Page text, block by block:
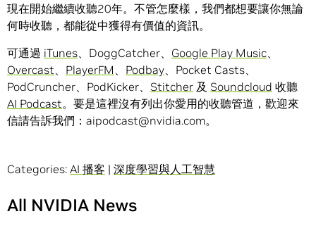
現在開始繼續收聽20年。不管怎麼樣，我們都想要讓你無論
何時收聽，都能從中獲得有價值的資訊。
可通過 iTunes、DoggCatcher、 Google Play Music、
Overcast、 PlayerFM 、 Podbay、Pocket Casts、
PodCruncher、PodKicker、 Stitcher 及 Soundcloud 收聽
AI Podcast。要是這裡沒有列出你愛用的收聽管道，歡迎來
信請告訴我們：aipodcast@nvidia.com。
Categories: AI 播客 | 深度學習與人工智慧
All NVIDIA News